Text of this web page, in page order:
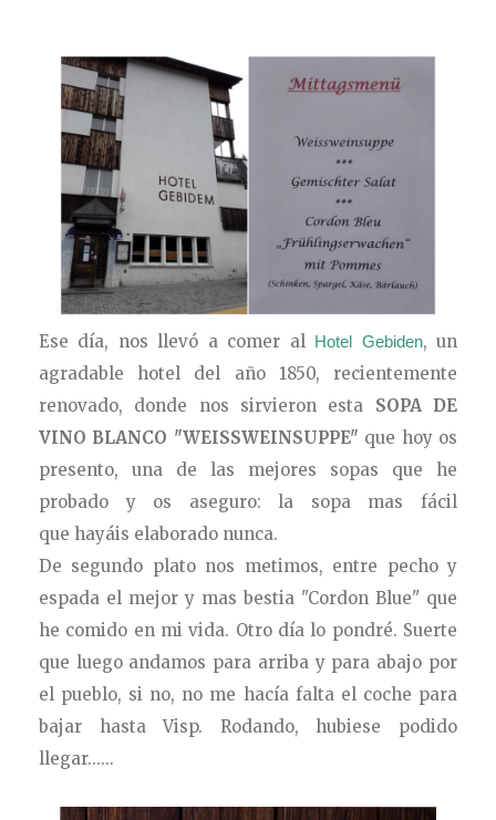
Ese día, nos llevó a comer al Hotel Gebiden, un
agradable hotel del año 1850, recientemente
renovado, donde nos sirvieron esta SOPA DE
VINO BLANCO "WEISSWEINSUPPE" que hoy os
presento, una de las mejores sopas que he
probado y os aseguro: la sopa mas fácil
que hayáis elaborado nunca.
De segundo plato nos metimos, entre pecho y
espada el mejor y mas bestia "Cordon Blue" que
he comido en mi vida. Otro día lo pondré. Suerte
que luego andamos para arriba y para abajo por
el pueblo, si no, no me hacía falta el coche para
bajar hasta Visp. Rodando, hubiese podido
llegar......